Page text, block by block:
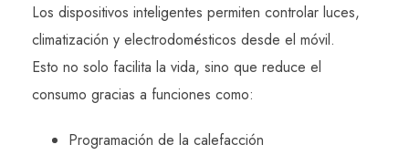
Los dispositivos inteligentes permiten controlar luces,
climatización y electrodomésticos desde el móvil.
Esto no solo facilita la vida, sino que reduce el
consumo gracias a funciones como:
Programación de la calefacción